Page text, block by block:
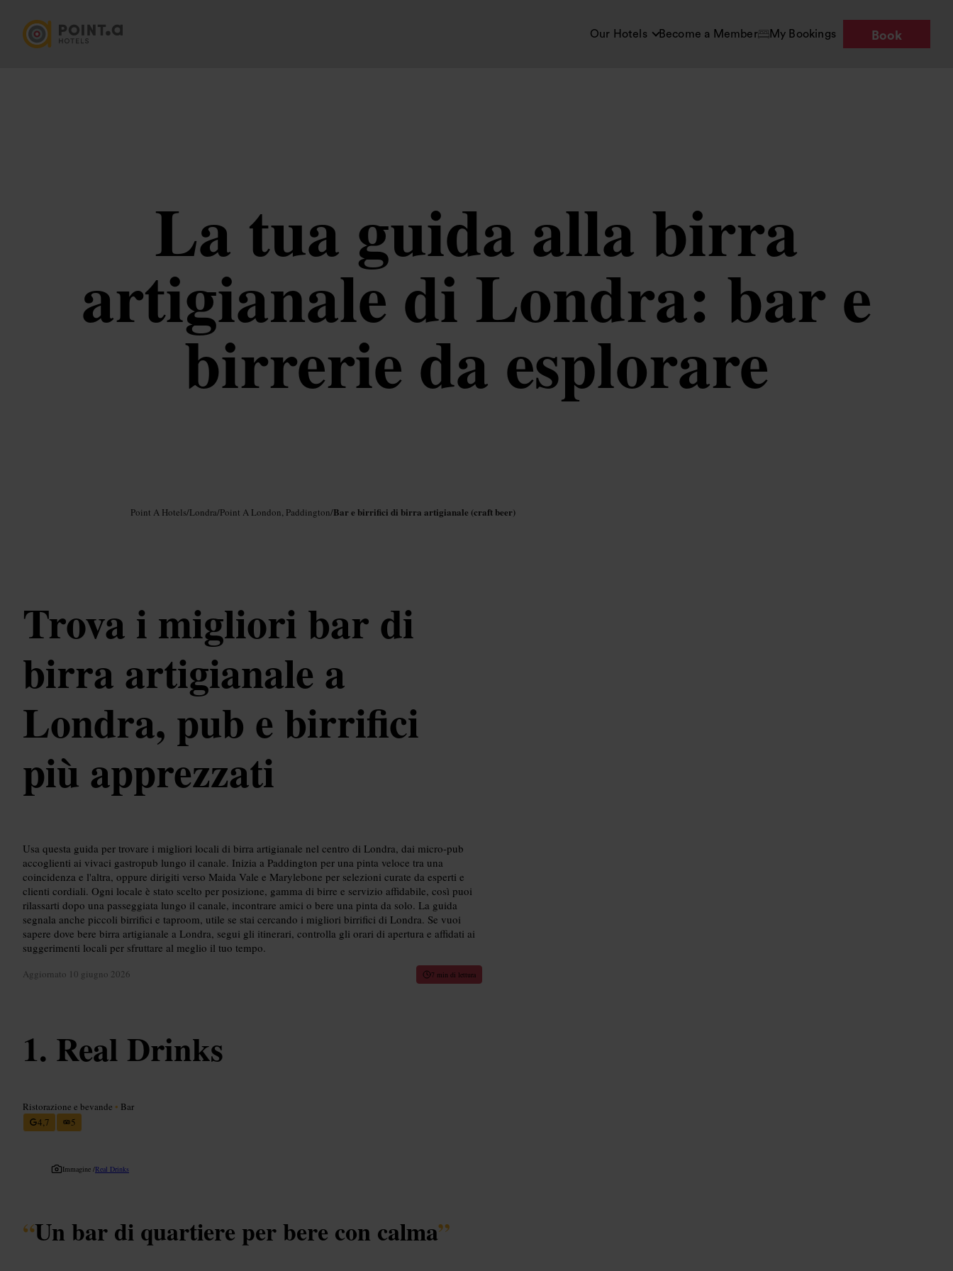
Our Hotels Become a Member My Bookings Book
La tua guida alla birra
artigianale di Londra: bar e
birrerie da esplorare
Point A Hotels/Londra/Point A London, Paddington/Bar e birrifici di birra artigianale (craft beer)
Trova i migliori bar di
birra artigianale a
Londra, pub e birrifici
più apprezzati
Usa questa guida per trovare i migliori locali di birra artigianale nel centro di Londra, dai micro-pub
accoglienti ai vivaci gastropub lungo il canale. Inizia a Paddington per una pinta veloce tra una
coincidenza e l'altra, oppure dirigiti verso Maida Vale e Marylebone per selezioni curate da esperti e
clienti cordiali. Ogni locale è stato scelto per posizione, gamma di birre e servizio affidabile, così puoi
rilassarti dopo una passeggiata lungo il canale, incontrare amici o bere una pinta da solo. La guida
segnala anche piccoli birrifici e taproom, utile se stai cercando i migliori birrifici di Londra. Se vuoi
sapere dove bere birra artigianale a Londra, segui gli itinerari, controlla gli orari di apertura e affidati ai
suggerimenti locali per sfruttare al meglio il tuo tempo.
Aggiornato 10 giugno 2026 7 min di lettura
Real Drinks
Ristorazione e bevande • Bar
4,7
5
Immagine /Real Drinks
“Un bar di quartiere per bere con calma”